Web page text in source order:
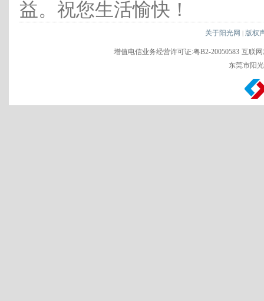
益。祝您生活愉快！
关于阳光网 | 版权
增值电信业务经营许可证:粤B2-20050583 互联网
东莞市阳